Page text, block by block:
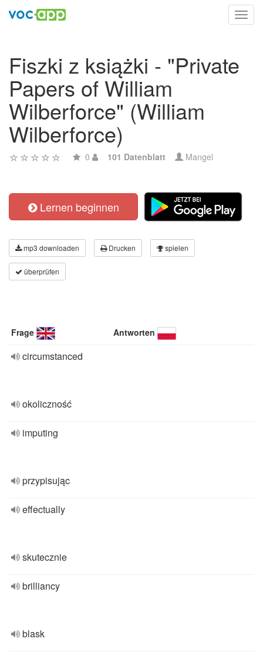
Fiszki z książki - "Private
Papers of William
Wilberforce" (William
Wilberforce)
0 101 Datenblatt Mangel
Lernen beginnen
mp3 downloaden Drucken spielen
überprüfen
Frage Antworten
circumstanced
okoliczność
imputing
przypisując
effectually
skutecznie
brilliancy
blask